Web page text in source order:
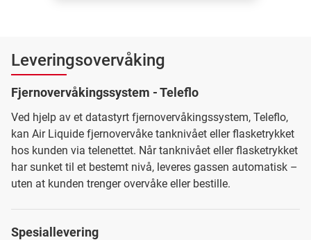
Leveringsovervåking
Fjernovervåkingssystem - Teleflo
Ved hjelp av et datastyrt fjernovervåkingssystem, Teleflo,
kan Air Liquide fjernovervåke tanknivået eller flasketrykket
hos kunden via telenettet. Når tanknivået eller flasketrykket
har sunket til et bestemt nivå, leveres gassen automatisk –
uten at kunden trenger overvåke eller bestille.
Spesiallevering